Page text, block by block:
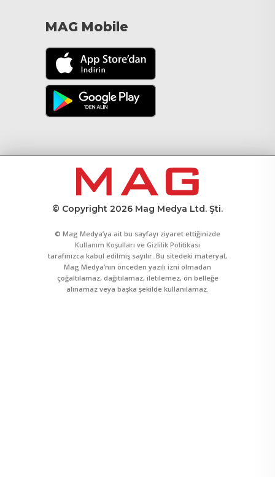
MAG Mobile
© Copyright 2026 Mag Medya Ltd. Şti.
© Mag Medya’ya ait bu sayfayı ziyaret ettiğinizde
Kullanım Koşulları ve Gizlilik Politikası
tarafınızca kabul edilmiş sayılır. Bu sitedeki materyal,
Mag Medya’nın önceden yazılı izni olmadan
çoğaltılamaz, dağıtılamaz, iletilemez, ön belleğe
alınamaz veya başka şekilde kullanılamaz.